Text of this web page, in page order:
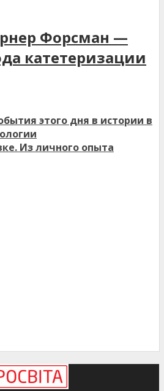
Форсман —
катетеризации
этого дня в истории в
Из личного опыта